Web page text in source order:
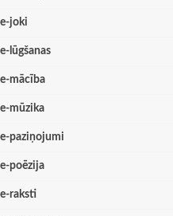
e-joki
e-lūgšanas
e-mācība
e-mūzika
e-paziņojumi
e-poēzija
e-raksti